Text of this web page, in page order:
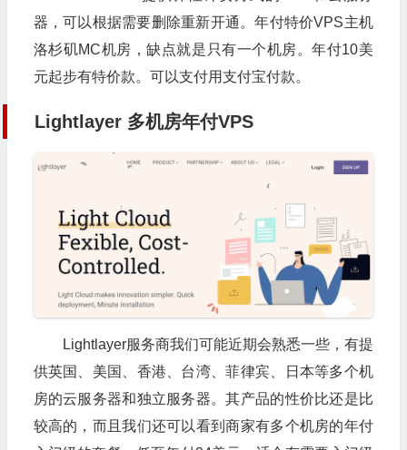
器，可以根据需要删除重新开通。年付特价VPS主机
洛杉矶MC机房，缺点就是只有一个机房。年付10美
元起步有特价款。可以支付用支付宝付款。
Lightlayer 多机房年付VPS
Lightlayer服务商我们可能近期会熟悉一些，有提
供英国、美国、香港、台湾、菲律宾、日本等多个机
房的云服务器和独立服务器。其产品的性价比还是比
较高的，而且我们还可以看到商家有多个机房的年付